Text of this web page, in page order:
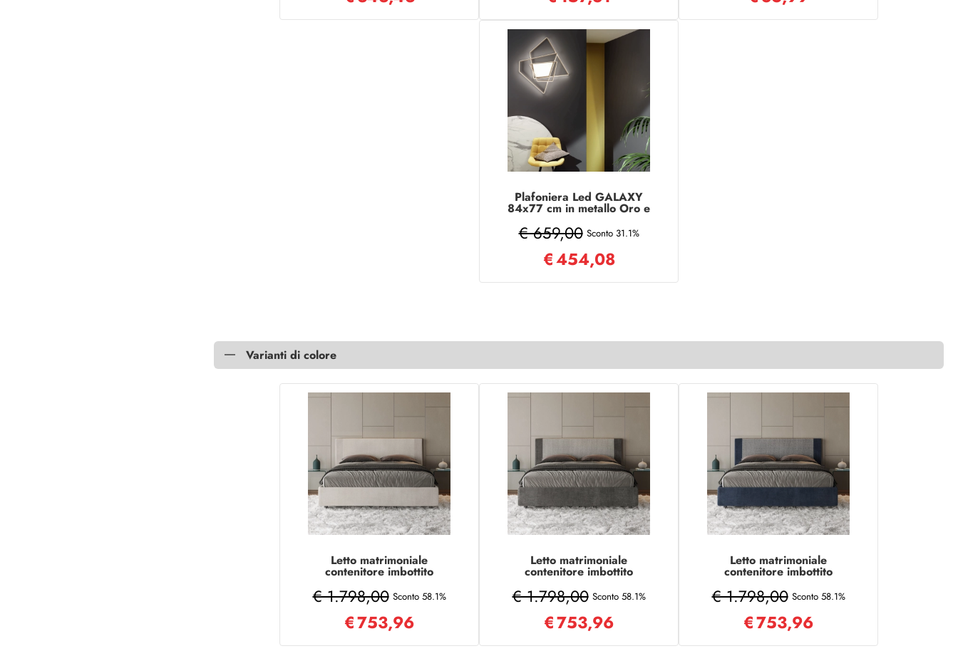
Plafoniera Led GALAXY
84x77 cm in metallo Oro e
€ 659,00 Sconto 31.1%
€454,08
Varianti di colore
Letto matrimoniale
contenitore imbottito
bianco Rosal
€ 1.798,00 Sconto 58.1%
€753,96
Letto matrimoniale
contenitore imbottito
2 grigio Rosal
€ 1.798,00 Sconto 58.1%
€753,96
Letto matrimoniale
contenitore imbottito
9 blu Rosal
€ 1.798,00 Sconto 58.1%
€753,96